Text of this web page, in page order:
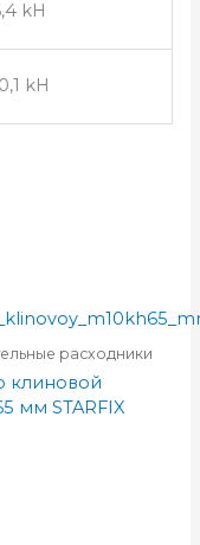
kH
kH
расходники
клиновой
мм STARFIX